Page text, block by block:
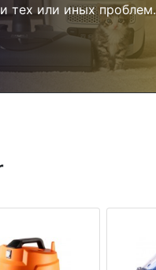
тех или иных проблем.